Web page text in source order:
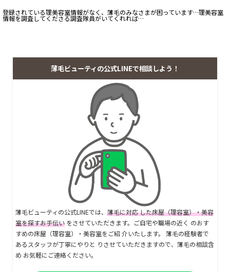
登録されている理美容室情報がなく、薄毛のみなさまが困っています…理美容室
情報を調査してくださる調査隊員がいてくれれば…
薄毛ビューティの公式LINEで相談しよう！
薄毛ビューティの公式LINEでは、 薄毛に対応 した床屋（理容室）・美容
室を探すお手伝い をさせていただきます。ご自宅や職場の近く のおす
すめの床屋（理容室）・美容室をご紹 介いたします。 薄毛の経験者で
あるスタッフが丁寧にやりと りさせていただきますので、薄毛の相談含
め お気軽にご連絡ください。